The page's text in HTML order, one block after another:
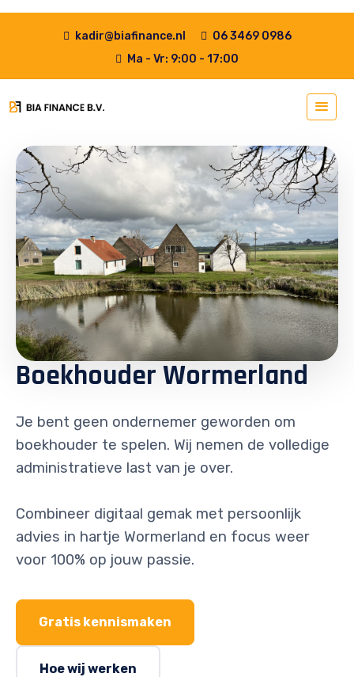
kadir@biafinance.nl
06 3469 0986
Ma - Vr: 9:00 - 17:00
Boekhouder Wormerland
Je bent geen ondernemer geworden om
boekhouder te spelen. Wij nemen de volledige
administratieve last van je over.
Combineer digitaal gemak met persoonlijk
advies in hartje Wormerland en focus weer
voor 100% op jouw passie.
Gratis kennismaken
Hoe wij werken